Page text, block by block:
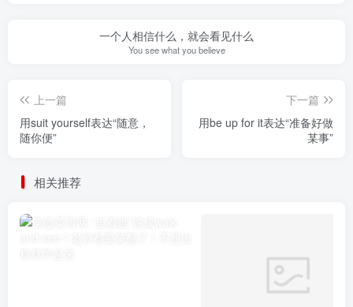
一个人相信什么，就会看见什么
You see what you believe
上一篇
用suit yourself表达“随意，
随你便”
下一篇
用be up for it表达“准备好做
某事”
相关推荐